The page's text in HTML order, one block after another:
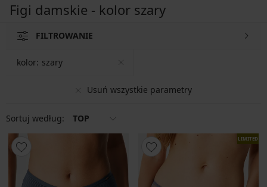
Figi damskie - kolor szary
FILTROWANIE
Usuń wszystkie parametry
kolor: szary
Sortuj według: TOP
LIMITED